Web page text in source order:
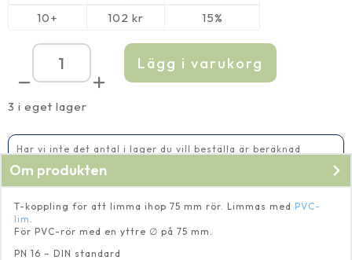
10+
102 kr 15%
3 i eget lager
T-
koppling
mm
rör
Lägg i varukorg
Har vi inte det antal i lager du vill beställa är beräknad
Om produkten
T-koppling för att limma ihop 75 mm rör. Limmas med PVC-
lim .
För PVC-rör med en yttre ∅ på 75 mm.
PN 16 – DIN standard